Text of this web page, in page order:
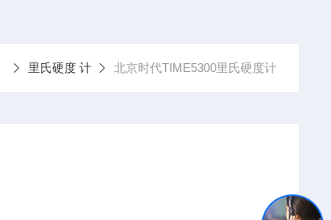
里氏硬度 计 北京时代TIME5300里氏硬度计